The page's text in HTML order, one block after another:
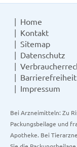
Home
Kontakt
Sitemap
Datenschutz
Barrierefreiheit
Impressum
Bei Arzneimitteln: Zu
Packungsbeilage und
Apotheke. Bei